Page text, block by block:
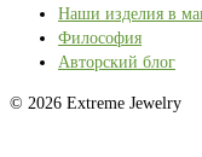
Наши изделия в
Философия
Авторский блог
© 2026 Extreme Jewelry